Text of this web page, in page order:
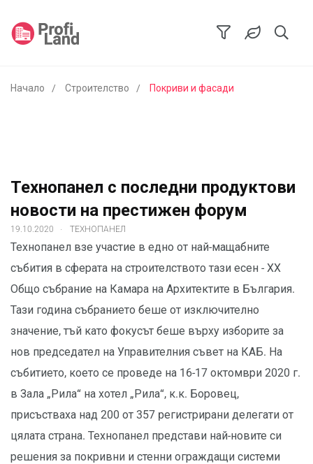
Начало Строителство Покриви и фасади
Технопанел с последни продуктови
новости на престижен форум
19.10.2020 . ТЕХНОПАНЕЛ
Технопанел взе участие в едно от най-мащабните
събития в сферата на строителството тази есен - XX
Общо събрание на Камара на Архитектите в България.
Тази година събранието беше от изключително
значение, тъй като фокусът беше върху изборите за
нов председател на Управителния съвет на КАБ. На
събитието, което се проведе на 16-17 октомври 2020 г.
в Зала „Рила“ на хотел „Рила“, к.к. Боровец,
присъстваха над 200 от 357 pегистрирани делегати от
цялата страна. Технопанел представи най-новите си
решения за покривни и стенни ограждащи системи